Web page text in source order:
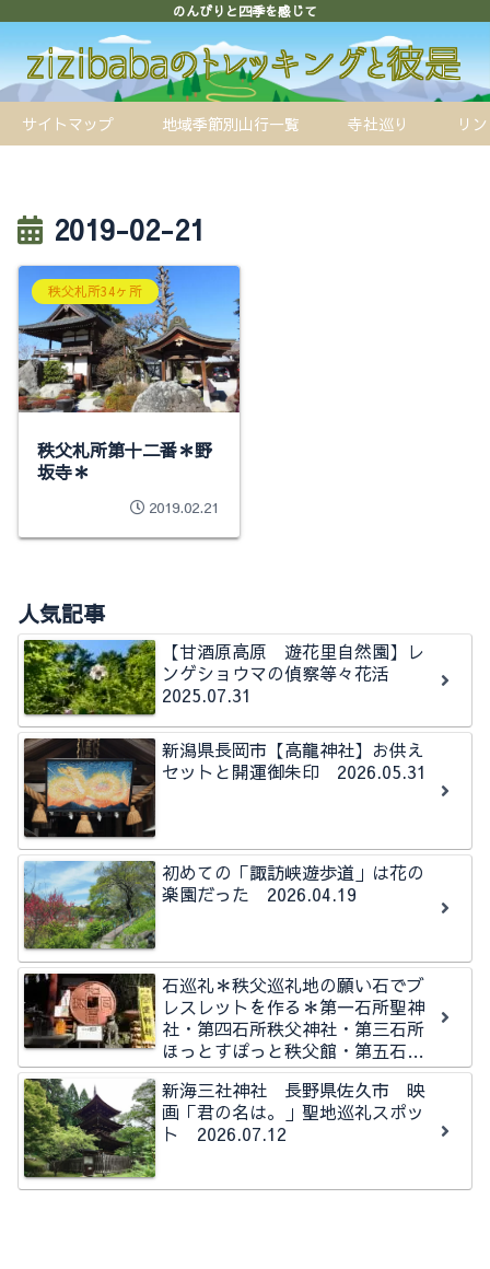
のんびりと四季を感じて
サイトマップ 地域季節別山行一覧 寺社巡り リ
2019-02-21
秩父札所34ヶ所
秩父札所第十二番＊野
坂寺＊
2019.02.21
人気記事
【甘酒原高原 遊花里自然園】レ
ンゲショウマの偵察等々花活
2025.07.31
新潟県長岡市【高龍神社】お供え
セットと開運御朱印 2026.05.31
初めての「諏訪峡遊歩道」は花の
楽園だった 2026.04.19
石巡礼＊秩父巡礼地の願い石でブ
レスレットを作る＊第一石所聖神
社・第四石所秩父神社・第三石所
ほっとすぽっと秩父館・第五石所
秩父今宮神社石所
新海三社神社 長野県佐久市 映
画「君の名は。」聖地巡礼スポッ
ト 2026.07.12